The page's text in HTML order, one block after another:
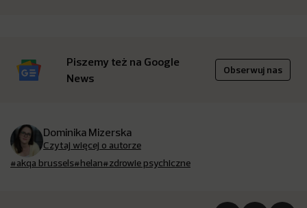
Piszemy też na Google
News
Obserwuj nas
Dominika Mizerska
Czytaj więcej o autorze
#akqa brussels#helan#zdrowie psychiczne